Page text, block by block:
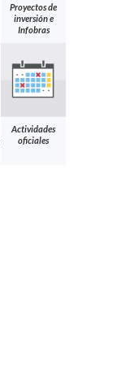
Proyectos de
inversión e
Infobras
Actividades
oficiales